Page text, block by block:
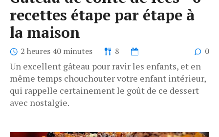
recettes étape par étape à
la maison
2 heures 40 minutes 8 0
Un excellent gâteau pour ravir les enfants, et en
même temps chouchouter votre enfant intérieur,
qui rappelle certainement le goût de ce dessert
avec nostalgie.